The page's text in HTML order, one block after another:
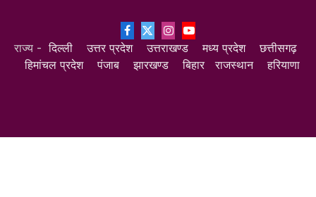
Facebook
X
(Twitter)
InstagramYouTube
राज्य -दिल्ली उत्तर प्रदेश उत्तराखण्ड मध्य प्रदेश
छत्तीसगढ़
हिमांचल प्रदेश
पंजाब झारखण्ड बिहार राजस्थान हरियाणा